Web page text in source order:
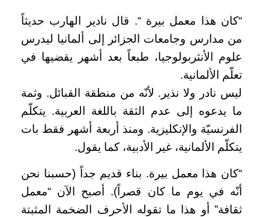
“كان هذا معمل بيرة “. قال نادير الهارب حديثاً
من مدارس وجامعات الجزائر إلى ألمانيا ليدرس
علوم الأنثربولوجيا، طبعاً بعد أشهر يقضيها في
تعلّم الألمانية.
ليس نادر ولا نذير. لأنّه من منطقة القبائل. وثمة
ما يدعوه إلى عدم الثقة باللغة العربية. يتكلّم
الفرنسيّة والإنكليزية. ومنذ أربعة أشهر فقط بات
يتكلّم الألمانية، غير الأدبية، كما يقول.
“كان هذا معمل بيرة. بناء قديم جداً (حسبنا نحن
أنّه في يوم ما كان قصراً). أصبح الآن “معمل
ثقافة” أو هذا ما تقوله الأحرف الضخمة المثبتة